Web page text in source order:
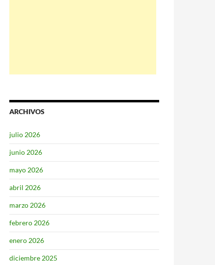
ARCHIVOS
julio 2026
junio 2026
mayo 2026
abril 2026
marzo 2026
febrero 2026
enero 2026
diciembre 2025